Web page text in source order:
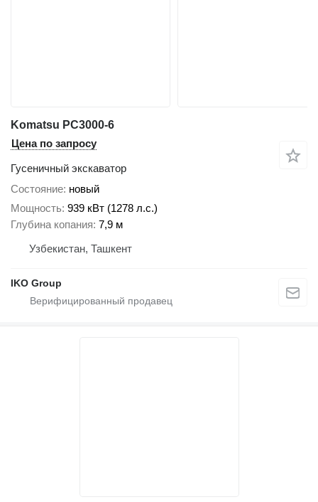
Komatsu PC3000-6
Цена по запросу
Гусеничный экскаватор
Состояние новый
Мощность 939 кВт (1278 л.с.)
Глубина копания 7,9 м
Узбекистан, Ташкент
IKO Group